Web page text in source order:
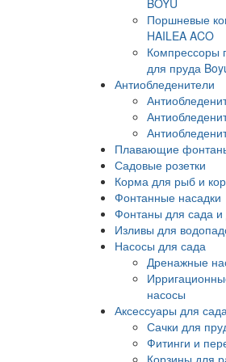
Поршневые
HAILEA ACO
Компрессоры
для пруда
Антиобледенители
Плавающие
Садовые розетки
Корма для рыб и
Фонтанные насадки
Фонтаны для сада
Изливы для
Насосы для сада
Дренажные
насосы
Аксессуары для
Сачки для
Фитинги и
Корзины для